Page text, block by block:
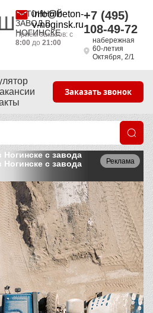
БЕТОННЫЙ
ЗАВОД В
НОГИНСКЕ
info@beton-
v-noginsk.ru
Приём заказов: с
8:00 до21:00
+7 (495)
108-49-72
набережная
60-летия
Октября, 2/1
Заказать звонок
Реклама
Ногинске с завода
Ногинске с завода